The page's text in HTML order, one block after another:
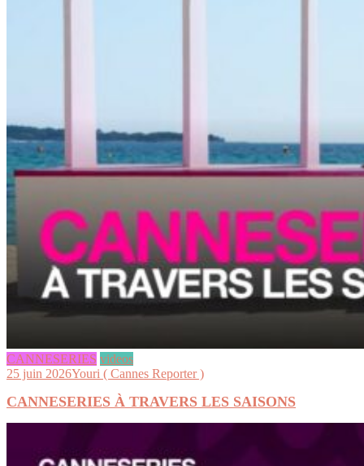
CANNESERIES videos
25 juin 2026Youri ( Cannes Reporter )
CANNESERIES À TRAVERS LES SAISONS